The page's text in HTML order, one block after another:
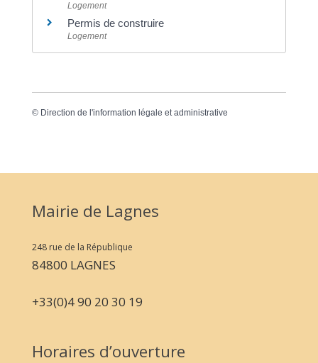
Logement
Permis de construire
Logement
© Direction de l'information légale et administrative
Mairie de Lagnes
248 rue de la République
84800 LAGNES
+33(0)4 90 20 30 19
Horaires d’ouverture